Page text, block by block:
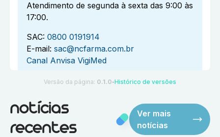
Atendimento de segunda à sexta das 9:00 às
17:00.
SAC: 0800 0191914
E-mail: sac@ncfarma.com.br
Canal Anvisa VigiMed
Versão da página: 0.1.0 ●Histórico de versões
notícias
recentes
Ver mais
notícias